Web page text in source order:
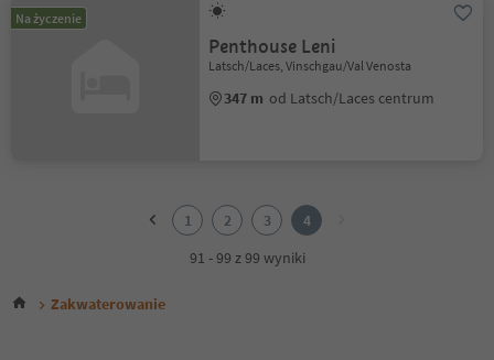
Na życzenie
Penthouse Leni
Latsch/Laces, Vinschgau/Val Venosta
347 m od Latsch/Laces centrum
1 2 3
4
91 - 99 z 99 wyniki
Zakwaterowanie